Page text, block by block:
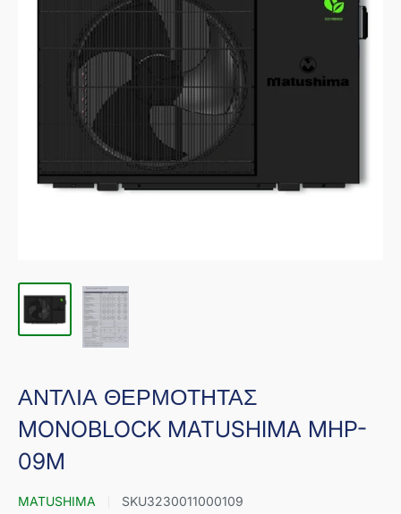
ΑΝΤΛΙΑ ΘΕΡΜΟΤΗΤΑΣ
MONOBLOCK MATUSHIMA MHP-
09M
MATUSHIMA SKU3230011000109